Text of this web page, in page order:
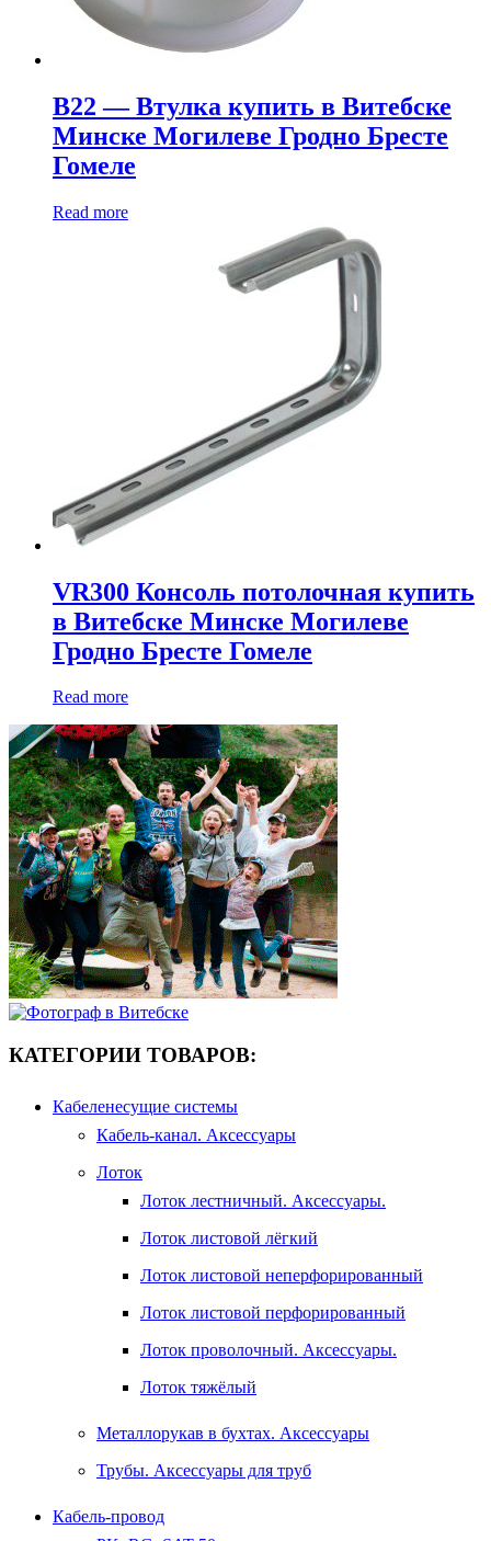
В22 — Втулка купить в Витебске
Минске Могилеве Гродно Бресте
Гомеле
Read more
VR300 Консоль потолочная купить
в Витебске Минске Могилеве
Гродно Бресте Гомеле
Read more
КАТЕГОРИИ ТОВАРОВ:
Кабеленесущие системы
Кабель-канал. Аксессуары
Лоток
Лоток лестничный. Аксессуары.
Лоток листовой лёгкий
Лоток листовой неперфорированный
Лоток листовой перфорированный
Лоток проволочный. Аксессуары.
Лоток тяжёлый
Металлорукав в бухтах. Аксессуары
Трубы. Аксессуары для труб
Кабель-провод